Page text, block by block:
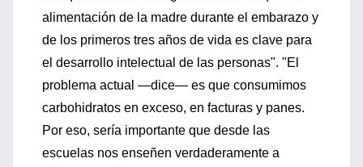
alimentación de la madre durante el embarazo y
de los primeros tres años de vida es clave para
el desarrollo intelectual de las personas". "El
problema actual —dice— es que consumimos
carbohidratos en exceso, en facturas y panes.
Por eso, sería importante que desde las
escuelas nos enseñen verdaderamente a